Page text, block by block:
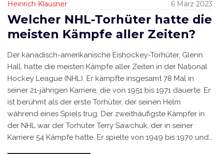
Heinrich Klausner 6 März 2023
Welcher NHL-Torhüter hatte die
meisten Kämpfe aller Zeiten?
Der kanadisch-amerikanische Eishockey-Torhüter, Glenn
Hall, hatte die meisten Kämpfe aller Zeiten in der National
Hockey League (NHL). Er kämpfte insgesamt 78 Mal in
seiner 21-jährigen Karriere, die von 1951 bis 1971 dauerte. Er
ist berühmt als der erste Torhüter, der seinen Helm
während eines Spiels trug. Der zweithäufigste Kämpfer in
der NHL war der Torhüter Terry Sawchuk, der in seiner
Karriere 54 Kämpfe hatte. Er spielte von 1949 bis 1970 und